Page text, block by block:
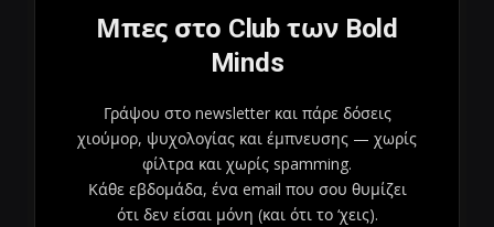
Μπες στο Club των Bold
Minds
Γράψου στο newsletter και πάρε δόσεις
χιούμορ, ψυχολογίας και έμπνευσης — χωρίς
φίλτρα και χωρίς spamming.
Κάθε εβδομάδα, ένα email που σου θυμίζει
ότι δεν είσαι μόνη (και ότι το ‘χεις).